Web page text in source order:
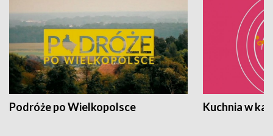
Podróże po Wielkopolsce Kuchnia w